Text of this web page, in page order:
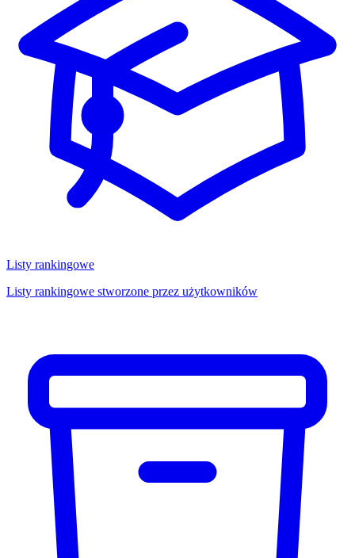
Listy rankingowe
Listy rankingowe stworzone przez użytkowników